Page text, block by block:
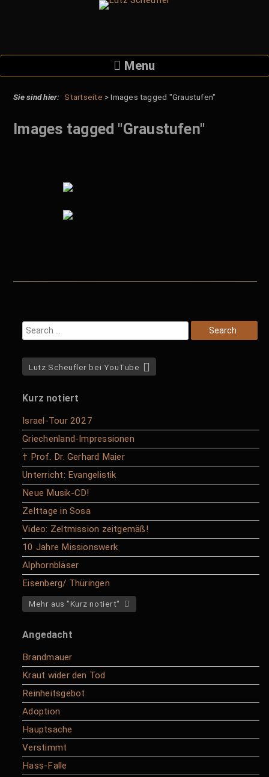
Menu
Startseite >Images tagged "Graustufen"
Images tagged "Graustufen"
Lutz Scheufler bei YouTube
Kurz notiert
Israel-Tour 2027
Griechenland-Impressionen
† Prof. Dr. Gerhard Maier
Unterricht: Evangelistik
Neue Musik-CD!
Zelttage in Sosa
Video: Zeltmission zeitgemäß!
10 Jahre Missionswerk
Alphornbläser
Eisenberg/ Thüringen
Mehr aus "Kurz notiert"
Angedacht
Brandmauer
Kraut wider den Tod
Reinheitsgebot
Adoption
Hauptsache
Verstimmt
Hass-Falle